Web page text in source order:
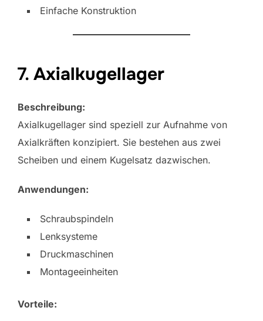
Einfache Konstruktion
7. Axialkugellager
Beschreibung:
Axialkugellager sind speziell zur Aufnahme von
Axialkräften konzipiert. Sie bestehen aus zwei
Scheiben und einem Kugelsatz dazwischen.
Anwendungen:
Schraubspindeln
Lenksysteme
Druckmaschinen
Montageeinheiten
Vorteile: